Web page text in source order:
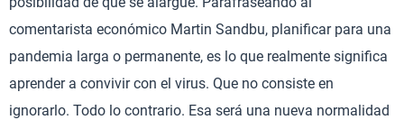
comentarista económico Martin Sandbu, planificar para una
pandemia larga o permanente, es lo que realmente significa
aprender a convivir con el virus. Que no consiste en
ignorarlo. Todo lo contrario. Esa será una nueva normalidad